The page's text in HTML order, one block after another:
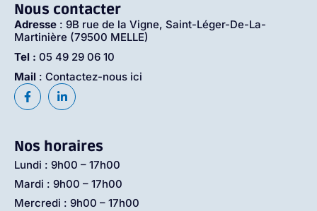
Nous contacter
Adresse : 9B rue de la Vigne, Saint-Léger-De-La-
Martinière (79500 MELLE)
Tel : 05 49 29 06 10
Mail : Contactez-nous ici
Nos horaires
Lundi : 9h00 – 17h00
Mardi : 9h00 – 17h00
Mercredi : 9h00 – 17h00